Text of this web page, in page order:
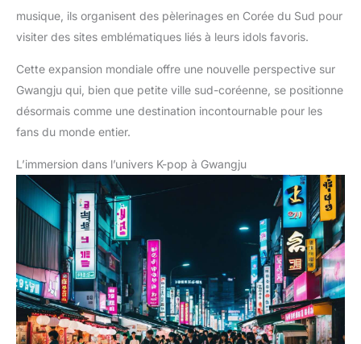
musique, ils organisent des pèlerinages en Corée du Sud pour
visiter des sites emblématiques liés à leurs idols favoris.
Cette expansion mondiale offre une nouvelle perspective sur
Gwangju qui, bien que petite ville sud-coréenne, se positionne
désormais comme une destination incontournable pour les
fans du monde entier.
L’immersion dans l’univers K-pop à Gwangju